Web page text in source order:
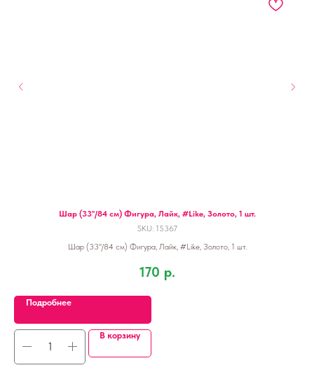
Шар (33''/84 см) Фигура, Лайк, #Like, Золото, 1 шт.
SKU: 15367
Шар (33''/84 см) Фигура, Лайк, #Like, Золото, 1 шт.
170 р.
Подробнее
В корзину